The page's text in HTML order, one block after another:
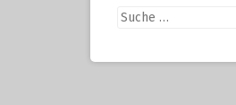
Suche
nach: